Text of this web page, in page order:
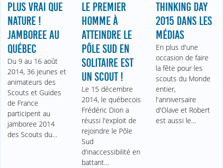
PLUS VRAI QUE
NATURE !
JAMBOREE AU
QUÉBEC
Du 9 au 16 août
2014, 36 jeunes et
animateurs des
Scouts et Guides
de France
participent au
jamboree 2014
des Scouts du…
LE PREMIER
HOMME À
ATTEINDRE LE
PÔLE SUD EN
SOLITAIRE EST
UN SCOUT !
Le 15 décembre
2014, le québecois
Frédéric Dion a
réussi l'exploit de
rejoindre le Pôle
Sud
d'inaccessibilité en
battant…
THINKING DAY
2015 DANS LES
MÉDIAS
En plus d'une
occasion de faire
la fête pour les
scouts du Monde
entier,
l'anniversaire
d'Olave et Robert
est aussi le…